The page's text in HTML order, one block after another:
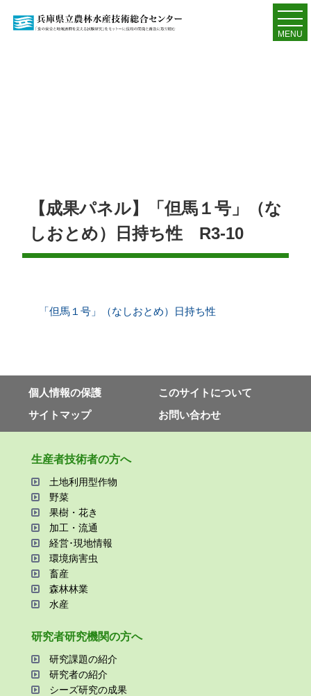
MENU
【成果パネル】「但馬１号」（な
しおとめ）日持ち性 R3-10
「但馬１号」（なしおとめ）日持ち性
個⼈情報の保護
このサイトについて
サイトマップ
お問い合わせ
⽣産者技術者の⽅へ
⼟地利⽤型作物
野菜
果樹・花き
加⼯・流通
経営･現地情報
環境病害⾍
畜産
森林林業
⽔産
研究者研究機関の⽅へ
研究課題の紹介
研究者の紹介
シーズ研究の成果